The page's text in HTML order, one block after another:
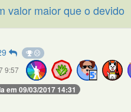
valor maior que o devido
9:57
em 09/03/2017 14:31